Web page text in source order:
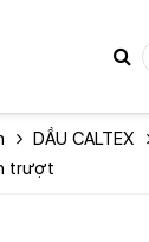
DẦU CALTEX
trượt